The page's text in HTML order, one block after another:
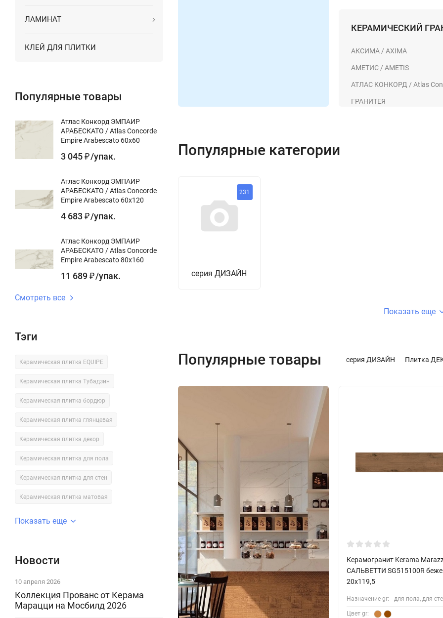
ЛАМИНАТ
КЛЕЙ ДЛЯ ПЛИТКИ
Популярные товары
Атлас Конкорд ЭМПАИР
АРАБЕСКАТО / Atlas Concorde
Empire Arabescato 60x60
3 045 ₽ /упак.
Атлас Конкорд ЭМПАИР
АРАБЕСКАТО / Atlas Concorde
Empire Arabescato 60x120
4 683 ₽ /упак.
Атлас Конкорд ЭМПАИР
АРАБЕСКАТО / Atlas Concorde
Empire Arabescato 80x160
11 689 ₽ /упак.
Смотреть все
Тэги
Керамическая плитка EQUIPE
Керамическая плитка Тубадзин
Керамическая плитка бордюр
Керамическая плитка глянцевая
Керамическая плитка декор
Керамическая плитка для пола
Керамическая плитка для стен
Керамическая плитка матовая
Показать еще
Новости
10 апреля 2026
Коллекция Прованс от Керама
Марацци на Мосбилд 2026
КЕРАМИЧЕСКИЙ
АКСИМА / AXIMA
АМЕТИС / AMETIS
АТЛАС КОНКОРД / Atlas
ГРАНИТЕЯ
Популярные категории
серия ДИЗАЙН
231
Показать еще
Популярные товары серия ДИЗАЙН Плитка
Керамогранит Kerama
САЛЬВЕТТИ SG515100R
20x119,5
Назначение gr: для пола, для
Цвет gr: